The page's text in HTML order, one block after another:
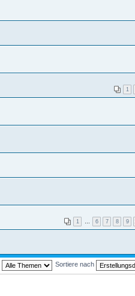
1
1 6 7 8 9
Sortiere nach